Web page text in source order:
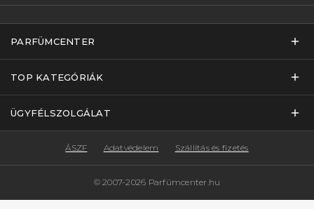
PARFÜMCENTER
TOP KATEGÓRIÁK
ÜGYFÉLSZOLGÁLAT
© 2007-2026 Parfümcenter.hu
ÁSZF Adatvédelem Szállítás és fizetés